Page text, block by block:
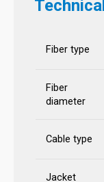
Fiber type
Fiber
diameter
Cable type
Jacket